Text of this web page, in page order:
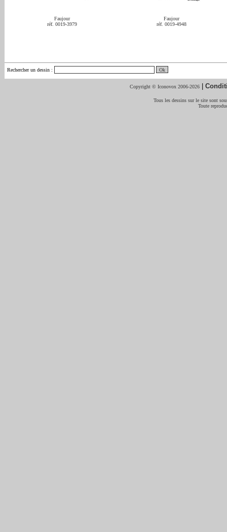
Faujour
réf. 0019-3979
Faujour
réf. 0019-4948
Rechercher un dessin :
Copyright © Iconovox 2006-2026 |
Tous les dessins sur le site sont
Toute